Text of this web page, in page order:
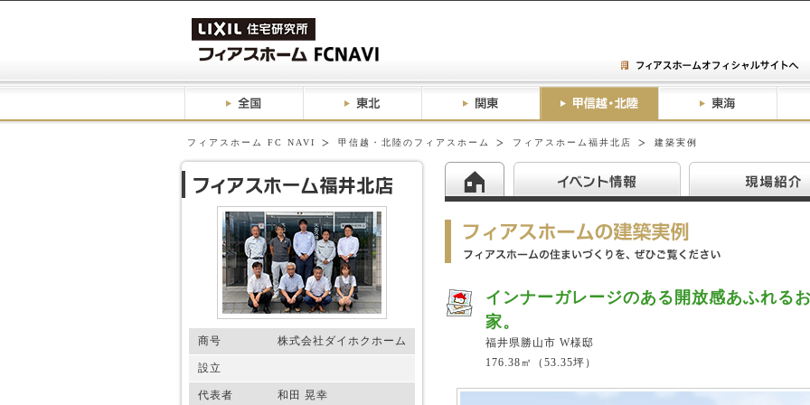
フィアスホーム FC NAVI 甲信越・北陸のフィアスホーム フィアスホーム福井北店 建築実例
商号 株式会社ダイホクホーム
設立
代表者 和田 晃幸
インナーガレージのある開放感あふれる
家。
福井県勝山市 W様邸
176.38㎡（53.35坪）